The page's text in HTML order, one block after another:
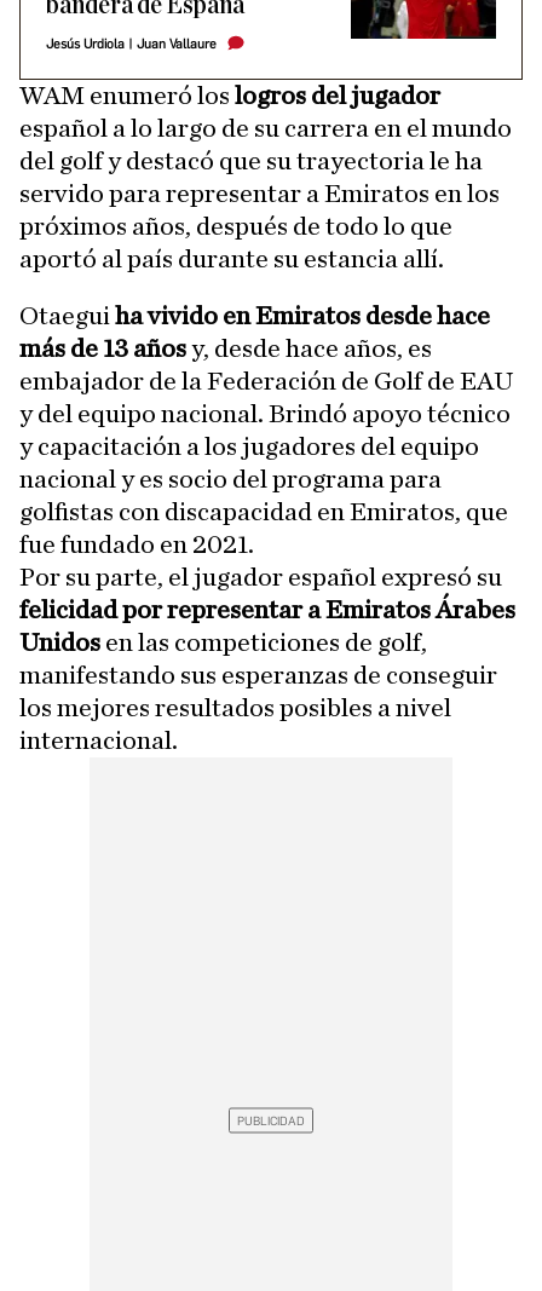
Jesús Urdiola | Juan Vallaure
WAM enumeró los logros del jugador
español a lo largo de su carrera en el mundo
del golf y destacó que su trayectoria le ha
servido para representar a Emiratos en los
próximos años, después de todo lo que
aportó al país durante su estancia allí.
Otaegui ha vivido en Emiratos desde hace
más de 13 añosy, desde hace años, es
embajador de la Federación de Golf de EAU
y del equipo nacional. Brindó apoyo técnico
y capacitación a los jugadores del equipo
nacional y es socio del programa para
golfistas con discapacidad en Emiratos, que
fue fundado en 2021.
Por su parte, el jugador español expresó su
felicidad por representar a Emiratos Árabes
Unidos en las competiciones de golf,
manifestando sus esperanzas de conseguir
los mejores resultados posibles a nivel
internacional.